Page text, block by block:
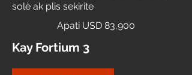
solè ak plis sekirite
Apati USD 83,900
Kay Fortium 3